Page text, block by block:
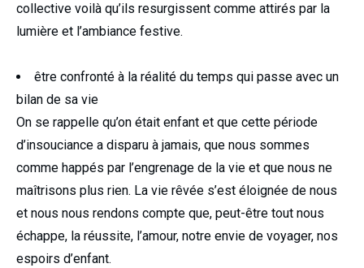
collective voilà qu’ils resurgissent comme attirés par la
lumière et l’ambiance festive.
être confronté à la réalité du temps qui passe avec un
bilan de sa vie
On se rappelle qu’on était enfant et que cette période
d’insouciance a disparu à jamais, que nous sommes
comme happés par l’engrenage de la vie et que nous ne
maîtrisons plus rien. La vie rêvée s’est éloignée de nous
et nous nous rendons compte que, peut-être tout nous
échappe, la réussite, l’amour, notre envie de voyager, nos
espoirs d’enfant.